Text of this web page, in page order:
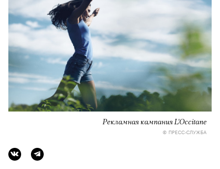
Рекламная кампания L'Occitane
© ПРЕСС-СЛУЖБА